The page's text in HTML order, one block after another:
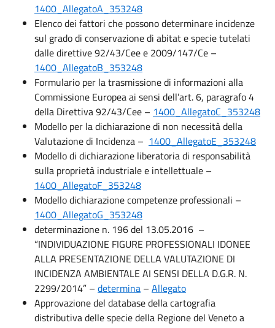
1400_AllegatoA_353248
Elenco dei fattori che possono determinare incidenze
sul grado di conservazione di abitat e specie tutelati
dalle direttive 92/43/Cee e 2009/147/Ce –
1400_AllegatoB_353248
Formulario per la trasmissione di informazioni alla
Commissione Europea ai sensi dell’art. 6, paragrafo 4
della Direttiva 92/43/Cee – 1400_AllegatoC_353248
Modello per la dichiarazione di non necessità della
Valutazione di Incidenza – 1400_AllegatoE_353248
Modello di dichiarazione liberatoria di responsabilità
sulla proprietà industriale e intellettuale –
1400_AllegatoF_353248
Modello dichiarazione competenze professionali –
1400_AllegatoG_353248
determinazione n. 196 del 13.05.2016 –
“INDIVIDUAZIONE FIGURE PROFESSIONALI IDONEE
ALLA PRESENTAZIONE DELLA VALUTAZIONE DI
INCIDENZA AMBIENTALE AI SENSI DELLA D.G.R. N.
2299/2014” – determina – Allegato
Approvazione del database della cartografia
distributiva delle specie della Regione del Veneto a